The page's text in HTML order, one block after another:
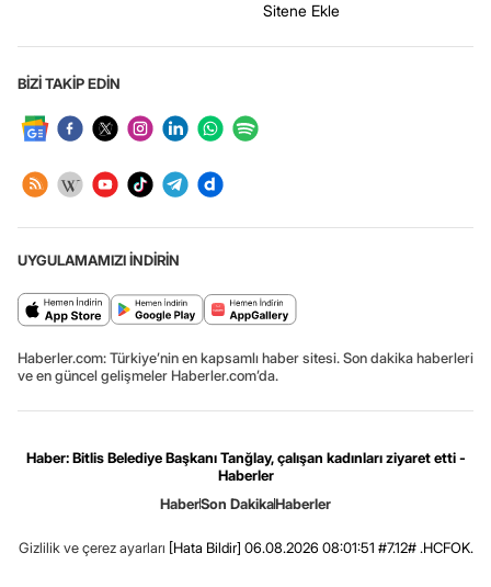
Sitene Ekle
BİZİ TAKİP EDİN
UYGULAMAMIZI İNDİRİN
Haberler.com: Türkiye’nin en kapsamlı haber sitesi. Son dakika haberleri
ve en güncel gelişmeler Haberler.com’da.
Haber: Bitlis Belediye Başkanı Tanğlay, çalışan kadınları ziyaret etti -
Haberler
HaberSon DakikaHaberler
Gizlilik ve çerez ayarları [Hata Bildir] 06.08.2026 08:01:51 #7.12# .HCFOK.